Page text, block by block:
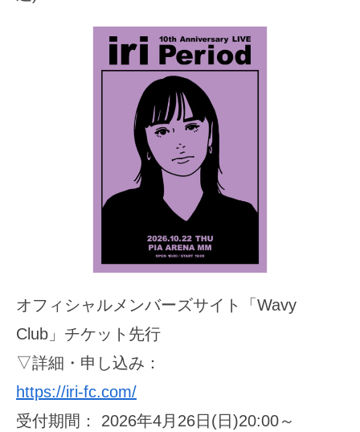
オフィシャルメンバーズサイト「Wavy
Club」チケット先行
▽詳細・申し込み：
https://iri-fc.com/
受付期間： 2026年4月26日(日)20:00～